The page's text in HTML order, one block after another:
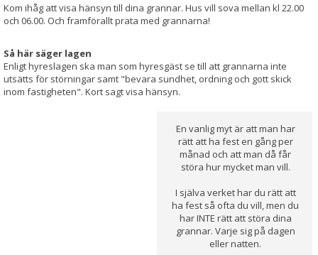
Kom ihåg att visa hänsyn till dina grannar. Hus vill sova mellan kl 22.00
och 06.00. Och framförallt prata med grannarna!
Så här säger lagen
Enligt hyreslagen ska man som hyresgäst se till att grannarna inte
utsätts för störningar samt "bevara sundhet, ordning och gott skick
inom fastigheten". Kort sagt visa hänsyn.
En vanlig myt är att man har
rätt att ha fest en gång per
månad och att man då får
störa hur mycket man vill.
I själva verket har du rätt att
ha fest så ofta du vill, men du
har INTE rätt att störa dina
grannar. Varje sig på dagen
eller natten.